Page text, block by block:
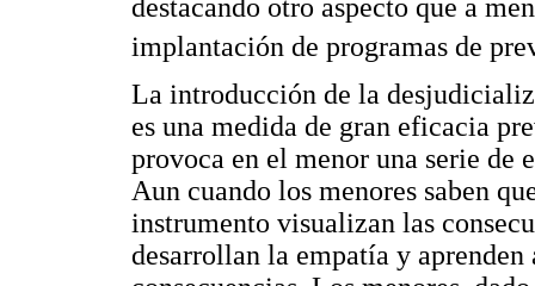
destacando otro aspecto que a
implantación de programas de
La introducción de la
es una medida de gran eficacia
provoca en el menor una serie
Aun cuando los menores saben
instrumento visualizan las
desarrollan la empatía y aprenden